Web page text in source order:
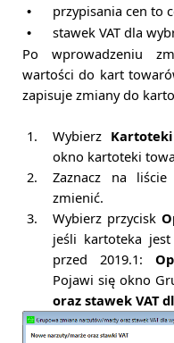
• przypisania cen to
•
stawek VAT dla
Po wprowadzeniu
wartości do kart
zapisuje zmiany do
1. Wybierz
okno kartoteki
2.
Zaznacz na
zmienić.
3.
Wybierz przycisk
jeśli kartoteka
przed 2019.1:
Pojawi się okno
oraz stawek VAT